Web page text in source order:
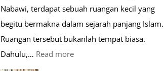
Nabawi, terdapat sebuah ruangan kecil yang
begitu bermakna dalam sejarah panjang Islam.
Ruangan tersebut bukanlah tempat biasa.
Dahulu,… Read more: